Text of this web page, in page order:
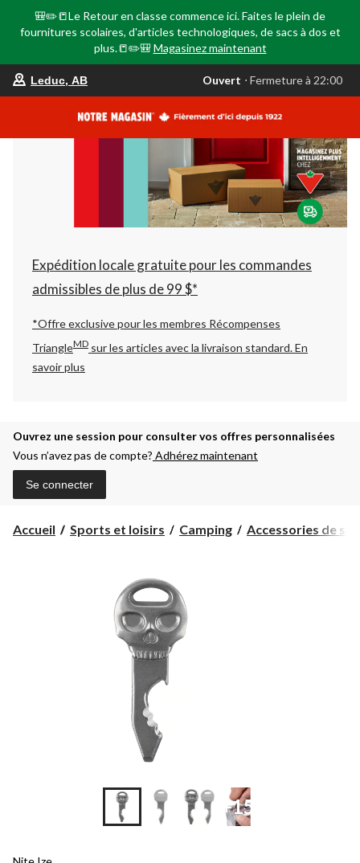
🎒✏️📒Le Retour en classe commence ici. Faites le plein de
fournitures scolaires, d'articles technologiques, de sacs à dos et
plus.📒✏️🎒 Magasinez maintenant
votre
est
AB,
Ouvert,
Fermeture
à
22:00
changer
Leduc, AB Ouvert ⋅ Fermeture à 22:00
Expédition locale gratuite pour les commandes
admissibles de plus de 99 $*
*Offre exclusive pour les membres Récompenses
TriangleMD sur les articles avec la livraison standard.En
savoir plus
Ouvrez une session pour consulter vos offres personnalisées
Vous n’avez pas de compte? Adhérez maintenant
Se connecter
Accueil Sports et loisirs Camping Accessories de
+15